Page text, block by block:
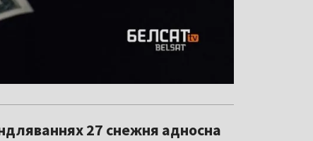
27 снежня адносна